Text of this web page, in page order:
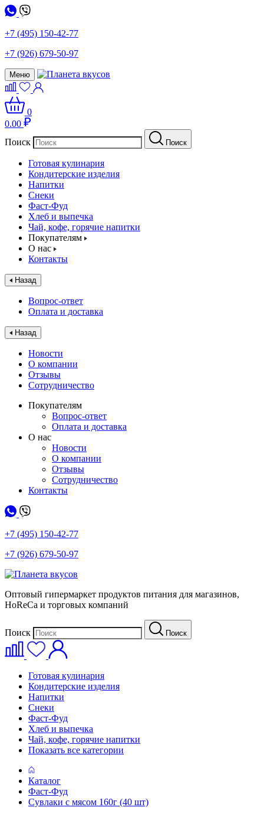
+7 (495) 150-42-77
+7 (926) 679-50-97
Меню
0
0.00
Поиск
Поиск
Готовая кулинария
Кондитерские изделия
Напитки
Снеки
Фаст-Фуд
Хлеб и выпечка
Чай, кофе, горячие напитки
Покупателям
О нас
Контакты
Назад
Вопрос-ответ
Оплата и доставка
Назад
Новости
О компании
Отзывы
Сотрудничество
Покупателям
Вопрос-ответ
Оплата и доставка
О нас
Новости
О компании
Отзывы
Сотрудничество
Контакты
+7 (495) 150-42-77
+7 (926) 679-50-97
Оптовый гипермаркет продуктов питания для магазинов,
HoReCa и торговых компаний
Поиск Поиск
Готовая кулинария
Кондитерские изделия
Напитки
Снеки
Фаст-Фуд
Хлеб и выпечка
Чай, кофе, горячие напитки
Показать все категории
Каталог
Фаст-Фуд
Сувлаки с мясом 160г (40 шт)